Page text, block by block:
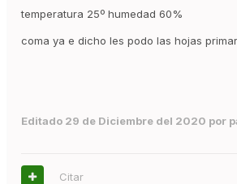
temperatura 25º humedad 60%
coma ya e dicho les podo las hojas
Editado 29 de Diciembre del 2020 por
Citar